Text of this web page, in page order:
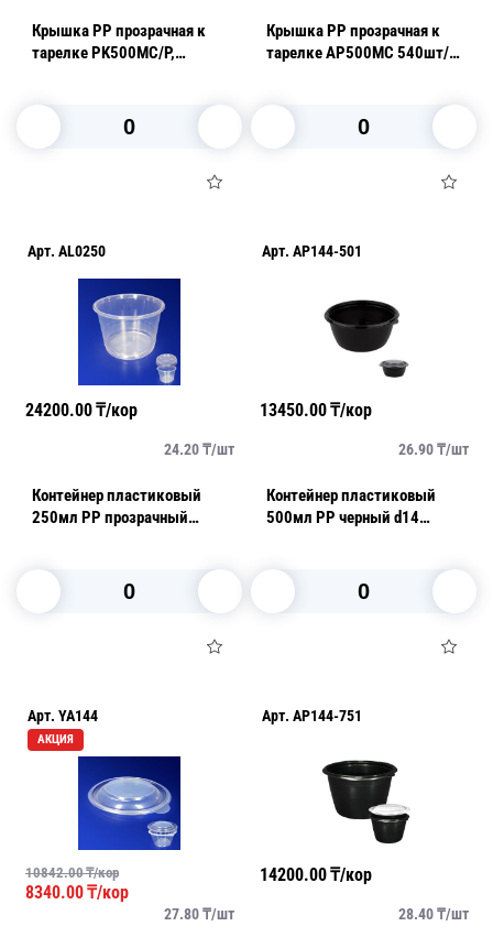
Крышка PP прозрачная к
тарелке PK500MC/Р,
Крышка PP прозрачная к
тарелке AP500MC 540шт/
Арт. AL0250
24200.00₸/кор
24.20₸/шт
Контейнер пластиковый
250мл PP прозрачный
Арт. AP144-501
13450.00₸/кор
26.90₸/шт
Контейнер пластиковый
500мл PP черный d14
Арт. YA144
АКЦИЯ
10842.00₸/кор
8340.00₸/кор
27.80₸/шт
Арт. AP144-751
14200.00₸/кор
28.40₸/шт